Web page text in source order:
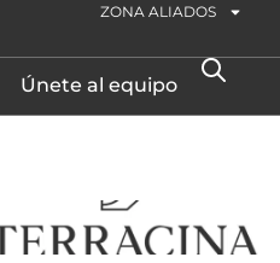
ZONA ALIADOS
Únete al equipo